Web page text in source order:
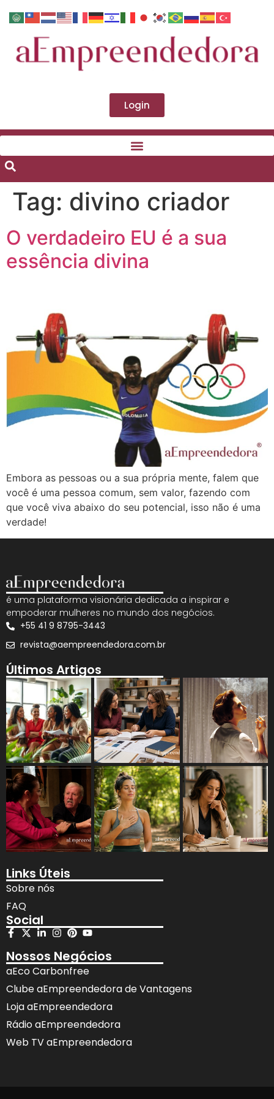
Login
Tag: divino criador
O verdadeiro EU é a sua
essência divina
Embora as pessoas ou a sua própria mente, falem que
você é uma pessoa comum, sem valor, fazendo com
que você viva abaixo do seu potencial, isso não é uma
verdade!
é uma plataforma visionária dedicada a inspirar e
empoderar mulheres no mundo dos negócios.
+55 41 9 8795-3443
revista@aempreendedora.com.br
Últimos Artigos
Links Úteis
Sobre nós
FAQ
Social
Nossos Negócios
aEco Carbonfree
Clube aEmpreendedora de Vantagens
Loja aEmpreendedora
Rádio aEmpreendedora
Web TV aEmpreendedora